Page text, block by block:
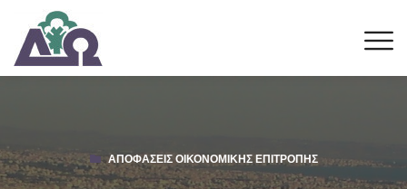
ΑΠΟΦΆΣΕΙΣ ΟΙΚΟΝΟΜΙΚΉΣ ΕΠΙΤΡΟΠΉΣ